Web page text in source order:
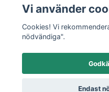
Information
Sociala medier
© 2026 Klotet i Lund Fair
Vi använder
Cookies! Vi
nödvändiga".
Endast